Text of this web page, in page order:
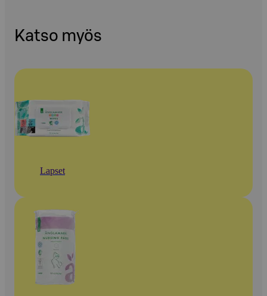
Katso myös
Lapset